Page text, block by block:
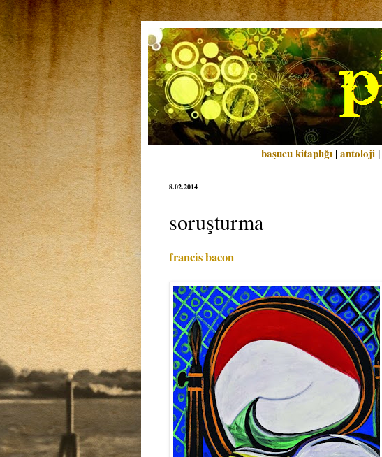
başucu kitaplığı |antoloji |
8.02.2014
soruşturma
francis bacon